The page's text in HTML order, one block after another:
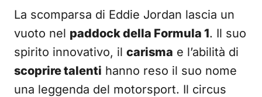
La scomparsa di Eddie Jordan lascia un
vuoto nel paddock della Formula 1. Il suo
spirito innovativo, il carisma e l’abilità di
scoprire talenti hanno reso il suo nome
una leggenda del motorsport. Il circus